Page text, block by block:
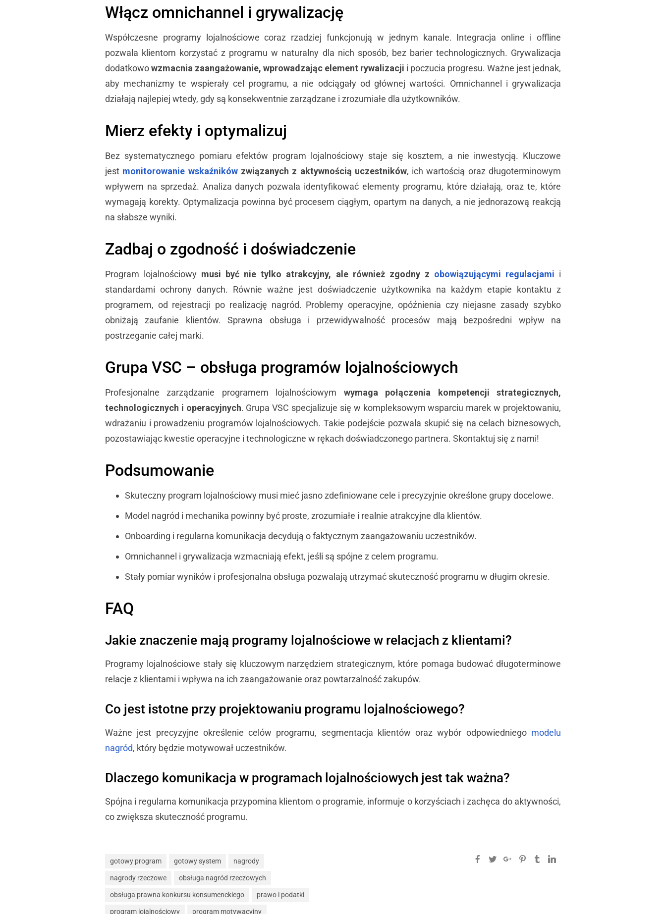
Włącz omnichannel i grywalizację
Współczesne programy lojalnościowe coraz rzadziej funkcjonują w jednym kanale. Integracja online i offline
pozwala klientom korzystać z programu w naturalny dla nich sposób, bez barier technologicznych. Grywalizacja
dodatkowowzmacnia zaangażowanie, wprowadzając element rywalizacji i poczucia progresu. Ważne jest jednak,
aby mechanizmy te wspierały cel programu, a nie odciągały od głównej wartości. Omnichannel i grywalizacja
działają najlepiej wtedy, gdy są konsekwentnie zarządzane i zrozumiałe dla użytkowników.
Mierz efekty i optymalizuj
Bez systematycznego pomiaru efektów program lojalnościowy staje się kosztem, a nie inwestycją. Kluczowe
jest monitorowanie wskaźnikówzwiązanych z aktywnością uczestników, ich wartością oraz długoterminowym
wpływem na sprzedaż. Analiza danych pozwala identyfikować elementy programu, które działają, oraz te, które
wymagają korekty. Optymalizacja powinna być procesem ciągłym, opartym na danych, a nie jednorazową reakcją
na słabsze wyniki.
Zadbaj o zgodność i doświadczenie
Program lojalnościowy musi być nie tylko atrakcyjny, ale również zgodny z obowiązującymi regulacjami i
standardami ochrony danych. Równie ważne jest doświadczenie użytkownika na każdym etapie kontaktu z
programem, od rejestracji po realizację nagród. Problemy operacyjne, opóźnienia czy niejasne zasady szybko
obniżają zaufanie klientów. Sprawna obsługa i przewidywalność procesów mają bezpośredni wpływ na
postrzeganie całej marki.
Grupa VSC – obsługa programów lojalnościowych
Profesjonalne zarządzanie programem lojalnościowym wymaga połączenia kompetencji strategicznych,
technologicznych i operacyjnych. Grupa VSC specjalizuje się w kompleksowym wsparciu marek w projektowaniu,
wdrażaniu i prowadzeniu programów lojalnościowych. Takie podejście pozwala skupić się na celach biznesowych,
pozostawiając kwestie operacyjne i technologiczne w rękach doświadczonego partnera. Skontaktuj się z nami!
Podsumowanie
Skuteczny program lojalnościowy musi mieć jasno zdefiniowane cele i precyzyjnie określone grupy docelowe.
Model nagród i mechanika powinny być proste, zrozumiałe i realnie atrakcyjne dla klientów.
Onboarding i regularna komunikacja decydują o faktycznym zaangażowaniu uczestników.
Omnichannel i grywalizacja wzmacniają efekt, jeśli są spójne z celem programu.
Stały pomiar wyników i profesjonalna obsługa pozwalają utrzymać skuteczność programu w długim okresie.
FAQ
Jakie znaczenie mają programy lojalnościowe w relacjach z klientami?
Programy lojalnościowe stały się kluczowym narzędziem strategicznym, które pomaga budować długoterminowe
relacje z klientami i wpływa na ich zaangażowanie oraz powtarzalność zakupów.
Co jest istotne przy projektowaniu programu lojalnościowego?
Ważne jest precyzyjne określenie celów programu, segmentacja klientów oraz wybór odpowiedniego modelu
nagród, który będzie motywował uczestników.
Dlaczego komunikacja w programach lojalnościowych jest tak ważna?
Spójna i regularna komunikacja przypomina klientom o programie, informuje o korzyściach i zachęca do aktywności,
co zwiększa skuteczność programu.
gotowy program gotowy system nagrody
nagrody rzeczowe obsługa nagród rzeczowych
obsługa prawna konkursu konsumenckiego prawo i podatki
program lojalnościowy program motywacyjny